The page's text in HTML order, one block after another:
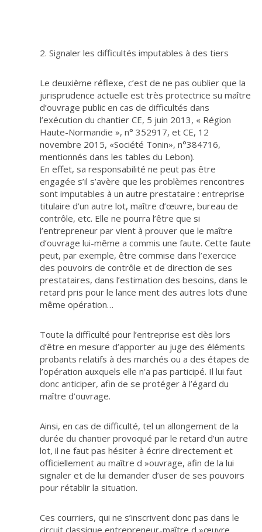
2. Signaler les difficultés imputables à des tiers
Le deuxième réflexe, c’est de ne pas oublier que la
jurisprudence actuelle est très protectrice su maître
d’ouvrage public en cas de difficultés dans
l’exécution du chantier CE, 5 juin 2013, « Région
Haute-Normandie », n° 352917, et CE, 12
novembre 2015, «Société Tonin», n°384716,
mentionnés dans les tables du Lebon).
En effet, sa responsabilité ne peut pas être
engagée s’il s’avère que les problèmes rencontres
sont imputables à un autre prestataire : entreprise
titulaire d’un autre lot, maître d’œuvre, bureau de
contrôle, etc. Elle ne pourra l’être que si
l’entrepreneur par vient à prouver que le maître
d’ouvrage lui-même a commis une faute. Cette faute
peut, par exemple, être commise dans l’exercice
des pouvoirs de contrôle et de direction de ses
prestataires, dans l’estimation des besoins, dans le
retard pris pour le lance ment des autres lots d’une
même opération…
Toute la difficulté pour l’entreprise est dès lors
d’être en mesure d’apporter au juge des éléments
probants relatifs à des marchés ou a des étapes de
l’opération auxquels elle n’a pas participé. Il lui faut
donc anticiper, afin de se protéger à l’égard du
maître d’ouvrage.
Ainsi, en cas de difficulté, tel un allongement de la
durée du chantier provoqué par le retard d’un autre
lot, il ne faut pas hésiter à écrire directement et
officiellement au maître d »ouvrage, afin de la lui
signaler et de lui demander d’user de ses pouvoirs
pour rétablir la situation.
Ces courriers, qui ne s’inscrivent donc pas dans le